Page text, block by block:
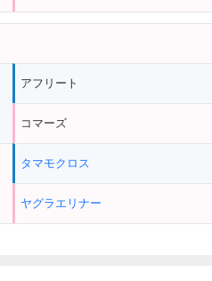
アフリート
コマーズ
タマモクロス
ヤグラエリナー